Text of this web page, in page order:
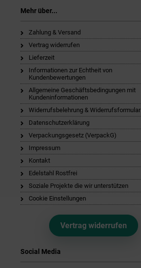
Mehr über...
Zahlung & Versand
Vertrag widerrufen
Lieferzeit
Informationen zur Echtheit von
Kundenbewertungen
Allgemeine Geschäftsbedingungen mit
Kundeninformationen
Widerrufsbelehrung & Widerrufsformular
Datenschutzerklärung
Verpackungsgesetz (VerpackG)
Impressum
Kontakt
Edelstahl Rostfrei
Soziale Projekte die wir unterstützen
Cookie Einstellungen
Vertrag widerrufen
Social Media